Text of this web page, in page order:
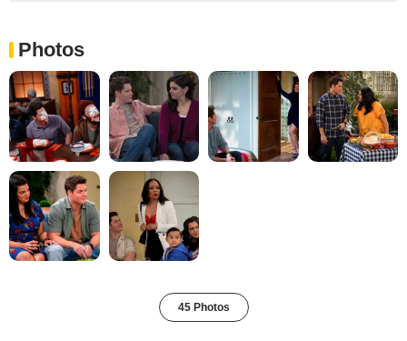
Photos
45 Photos